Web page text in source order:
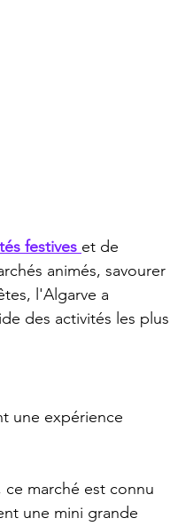
festives et de
animés, savourer
l'Algarve a
des activités les plus
une expérience
ce marché est connu
une mini grande